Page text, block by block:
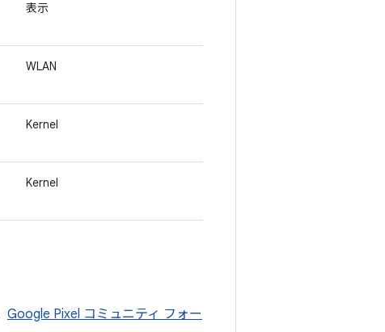
表示
WLAN
Kernel
Kernel
Google Pixel コミュニティ フォー